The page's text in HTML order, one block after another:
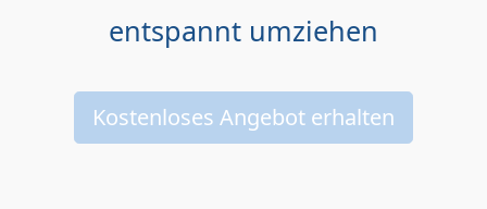
entspannt umziehen
Kostenloses Angebot erhalten